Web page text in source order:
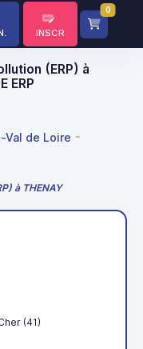
INSCR
0
(ERP) à
ERP
de Loire
à THENAY
(41)